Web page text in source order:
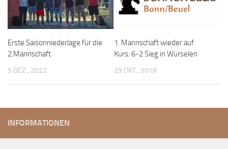
Erste Saisonniederlage für die
2.Mannschaft
5 DEZ., 2022
1. Mannschaft wieder auf
Kurs: 6-2 Sieg in Würselen
29 OKT., 2018
INFORMATIONEN